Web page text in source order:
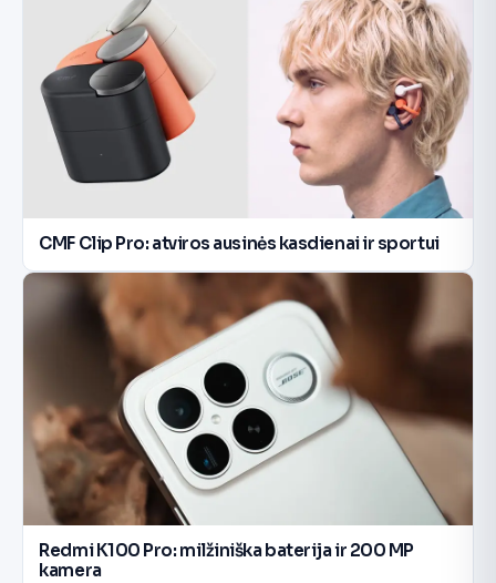
CMF Clip Pro: atviros ausinės kasdienai ir sportui
Redmi K100 Pro: milžiniška baterija ir 200 MP
kamera